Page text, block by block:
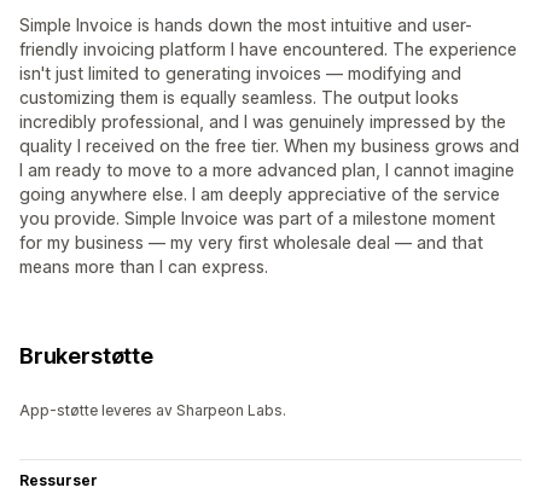
Simple Invoice is hands down the most intuitive and user-
friendly invoicing platform I have encountered. The experience
isn't just limited to generating invoices — modifying and
customizing them is equally seamless. The output looks
incredibly professional, and I was genuinely impressed by the
quality I received on the free tier. When my business grows and
I am ready to move to a more advanced plan, I cannot imagine
going anywhere else. I am deeply appreciative of the service
you provide. Simple Invoice was part of a milestone moment
for my business — my very first wholesale deal — and that
means more than I can express.
Brukerstøtte
App-støtte leveres av Sharpeon Labs.
Ressurser